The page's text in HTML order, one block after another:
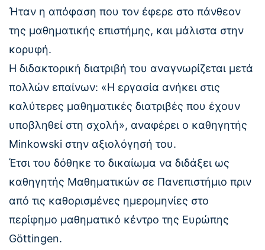
Ήταν η απόφαση που τον έφερε στο πάνθεον
της μαθηματικής επιστήμης, και μάλιστα στην
κορυφή.
Η διδακτορική διατριβή του αναγνωρίζεται μετά
πολλών επαίνων: «Η εργασία ανήκει στις
καλύτερες μαθηματικές διατριβές που έχουν
υποβληθεί στη σχολή», αναφέρει ο καθηγητής
Minkowski στην αξιολόγησή του.
Έτσι του δόθηκε το δικαίωμα να διδάξει ως
καθηγητής Μαθηματικών σε Πανεπιστήμιο πριν
από τις καθορισμένες ημερομηνίες στο
περίφημο μαθηματικό κέντρο της Ευρώπης
Göttingen.